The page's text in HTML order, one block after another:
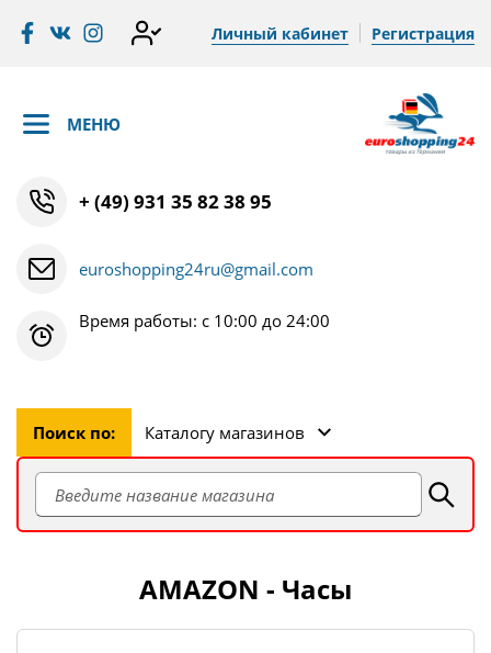
Личный кабинет Регистрация
МЕНЮ
+ (49) 931 35 82 38 95
euroshopping24ru@gmail.com
Время работы: с 10:00 до 24:00
Поиск по: Каталогу магазинов
AMAZON - Часы